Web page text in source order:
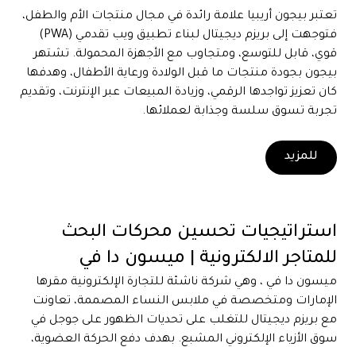
تعتبر بيجون أريبيا علامة رائدة في مجال منتجات الأم والطفل،
فتوجهت إلى بريزم ديجيتال لبناء تطبيق ويب تقدمي (PWA)
قوي، قابل للتوسع، ومتجاوب مع الأجهزة المحمولة. تشتهر
بيجون بجودة منتجات ما قبل الولادة ورعاية الأطفال، وهدفها
كان تعزيز تواجدها الرقمي، وزيادة المبيعات عبر الإنترنت، وتقديم
تجربة تسوق سلسة وجذابة لعملائها.
للمزيد
استراتيجيات تحسين محركات البحث
للمتاجر الالكترونية | ميسون دا في
ميسون دا في ، وهي شركة ناشئة للتجارة الإلكترونية مقرها
الإمارات ومتخصصة في ملابس النساء المصممة، تعاونت
مع بريزم ديجيتال للتغلب على تحديات الظهور على جوجل في
سوق الأزياء الإلكتروني المشبع. بهدف دفع الحركة العضوية،